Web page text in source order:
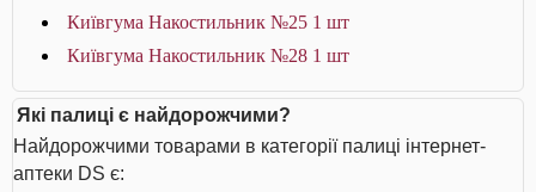
Київгума Накостильник №25 1 шт
Київгума Накостильник №28 1 шт
Які палиці є найдорожчими?
Найдорожчими товарами в категорії палиці інтернет-
аптеки DS є: